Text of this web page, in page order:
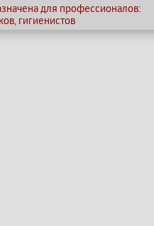
для профессионалов:
гигиенистов